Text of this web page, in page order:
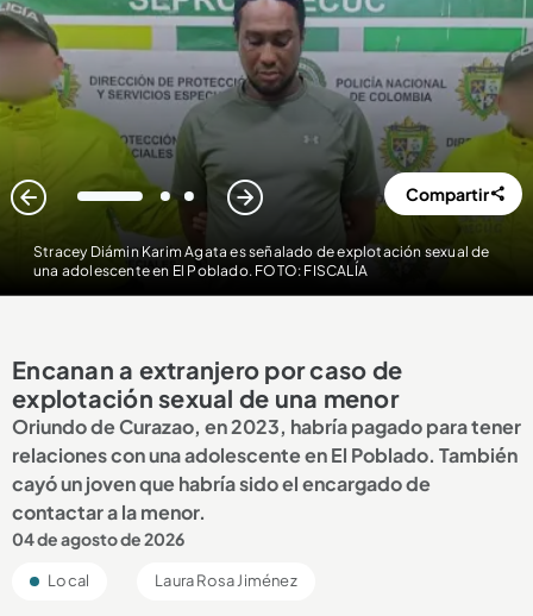
Stracey Diámin Karim Agata es señalado de explotación sexual de
una adolescente en El Poblado. FOTO: FISCALÍA
1 2 3 Compartir
Encanan a extranjero por caso de
explotación sexual de una menor
Oriundo de Curazao, en 2023, habría pagado para tener
relaciones con una adolescente en El Poblado. También
cayó un joven que habría sido el encargado de
contactar a la menor.
04 de agosto de 2026
Local Laura Rosa Jiménez